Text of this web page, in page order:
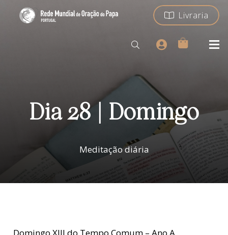
Livraria
Dia 28 | Domingo
Meditação diária